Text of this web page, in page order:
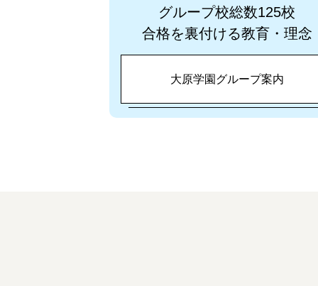
グループ校総数125校
合格を裏付ける教育・理念
大原学園グループ案内